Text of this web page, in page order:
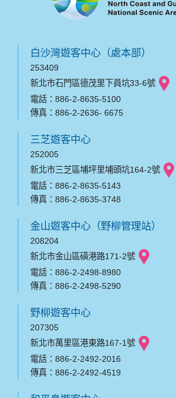
白沙灣遊客中心（處本部）
253409
新北市石門區德茂里下員坑33-6號
電話：886-2-8635-5100
傳真：886-2-2636- 6675
三芝遊客中心
252005
新北市三芝區埔坪里埔頭坑164-2號
電話：886-2-8635-5143
傳真：886-2-8635-3748
金山遊客中心（野柳管理站）
208204
新北市金山區磺港路171-2號
電話：886-2-2498-8980
傳真：886-2-2498-5290
野柳遊客中心
207305
新北市萬里區港東路167-1號
電話：886-2-2492-2016
傳真：886-2-2492-4519